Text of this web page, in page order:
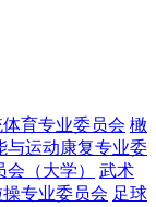
育专业委员会 橄
与运动康复专业委
（大学）
武术
专业委员会 足球